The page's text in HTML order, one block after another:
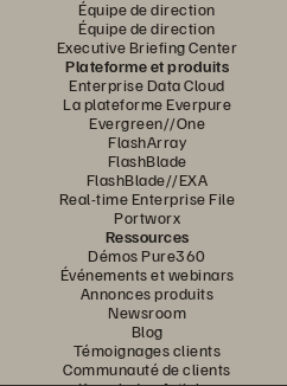
Équipe de direction
Équipe de direction
Executive Briefing Center
Plateforme et produits
Enterprise Data Cloud
La plateforme Everpure
Evergreen//One
FlashArray
FlashBlade
FlashBlade//EXA
Real-time Enterprise File
Portworx
Ressources
Démos Pure360
Événements et webinars
Annonces produits
Newsroom
Blog
Témoignages clients
Communauté de clients